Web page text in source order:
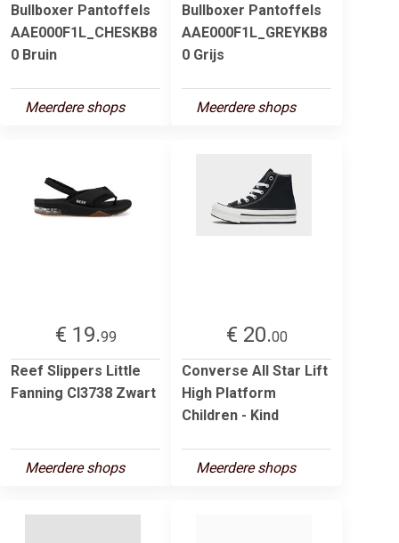
Bullboxer Pantoffels
AAE000F1L_CHESKB8
0 Bruin
Meerdere shops
Bullboxer Pantoffels
AAE000F1L_GREYKB8
0 Grijs
Meerdere shops
€ 19.99
Reef Slippers Little
Fanning CI3738 Zwart
Meerdere shops
€ 20.00
Converse All Star Lift
High Platform
Children - Kind
Meerdere shops